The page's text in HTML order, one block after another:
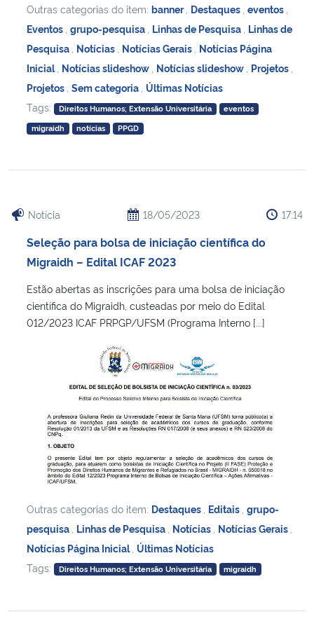
Outras categorias do item: banner Destaques eventos
Eventos grupo-pesquisa Linhas de Pesquisa Linhas de
Pesquisa Notícias Notícias Gerais Notícias Página
Inicial Notícias slideshow Notícias slideshow Projetos
Projetos Sem categoria Últimas Notícias
Tags:
Direitos Humanos; Extensão Universitária
eventos
migraidh
notícias PPGD
Notícia 18/05/2023 17:14
Seleção para bolsa de iniciação científica do
Migraidh – Edital ICAF 2023
Estão abertas as inscrições para uma bolsa de iniciação
científica do Migraidh, custeadas por meio do Edital
012/2023 ICAF PRPGP/UFSM (Programa Interno [...]
Outras categorias do item: Destaques Editais grupo-
pesquisa Linhas de Pesquisa Notícias Notícias Gerais
Notícias Página Inicial Últimas Notícias
Tags:
Direitos Humanos; Extensão Universitária migraidh